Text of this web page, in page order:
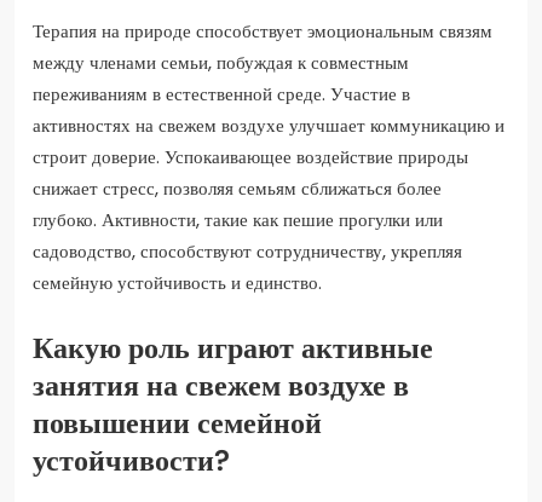
Терапия на природе способствует эмоциональным связям
между членами семьи, побуждая к совместным
переживаниям в естественной среде. Участие в
активностях на свежем воздухе улучшает коммуникацию и
строит доверие. Успокаивающее воздействие природы
снижает стресс, позволяя семьям сближаться более
глубоко. Активности, такие как пешие прогулки или
садоводство, способствуют сотрудничеству, укрепляя
семейную устойчивость и единство.
Какую роль играют активные
занятия на свежем воздухе в
повышении семейной
устойчивости?